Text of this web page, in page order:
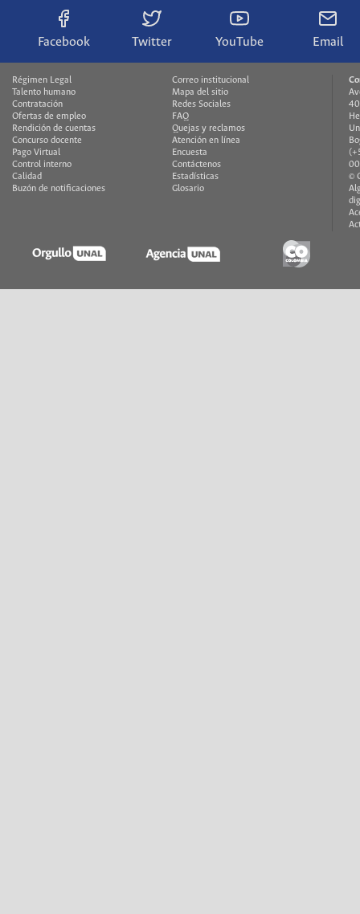
Facebook Twitter YouTube Email
Régimen Legal
Talento humano
Contratación
Ofertas de empleo
Rendición de cuentas
Concurso docente
Pago Virtual
Control interno
Calidad
Buzón de notificaciones
Correo institucional
Mapa del sitio
Redes Sociales
FAQ
Quejas y reclamos
Atención en línea
Encuesta
Contáctenos
Estadísticas
Glosario
©